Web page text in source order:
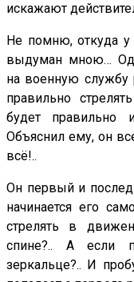
искажают
Не помню, откуда
выдуман мною…
на военную службу
правильно
будет правильно
Объяснил ему, он
всё!..
Он первый и
начинается его
стрелять в
спине?.. А если
зеркальце?.. И